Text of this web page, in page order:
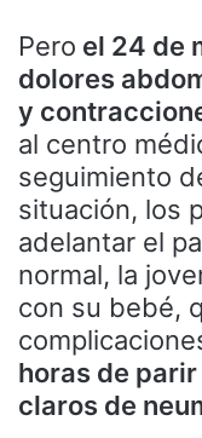
Pero el 24 de
dolores
y
al centro
seguimiento
situación, los
adelantar el
normal, la
con su bebé,
horas de
claros de